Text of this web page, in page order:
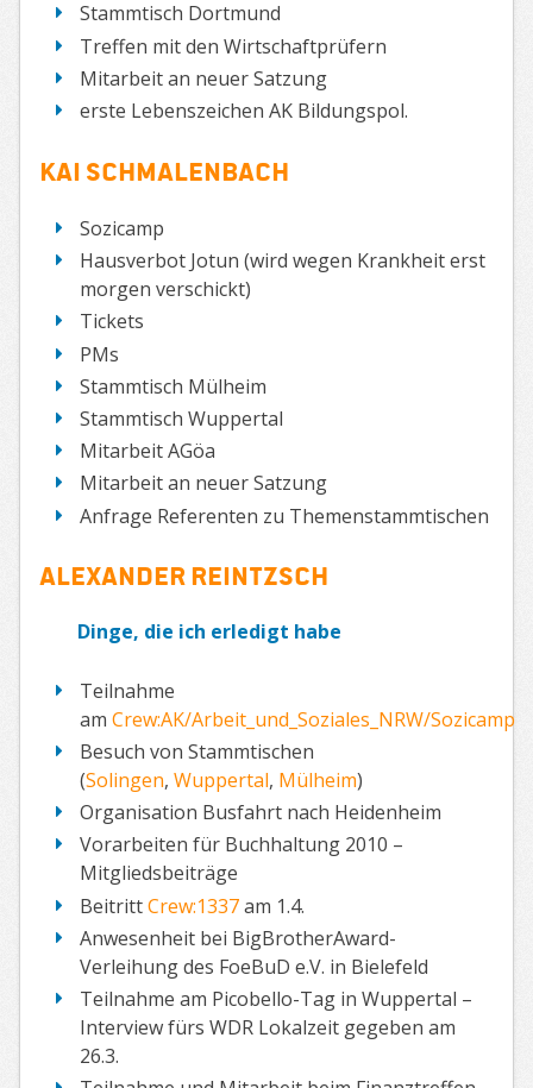
Stammtisch Dortmund
Treffen mit den Wirtschaftprüfern
Mitarbeit an neuer Satzung
erste Lebenszeichen AK Bildungspol.
Kai Schmalenbach
Sozicamp
Hausverbot Jotun (wird wegen Krankheit erst
morgen verschickt)
Tickets
PMs
Stammtisch Mülheim
Stammtisch Wuppertal
Mitarbeit AGöa
Mitarbeit an neuer Satzung
Anfrage Referenten zu Themenstammtischen
Alexander Reintzsch
Dinge, die ich erledigt habe
Teilnahme
am Crew:AK/Arbeit_und_Soziales_NRW/Sozicamp
Besuch von Stammtischen
(Solingen, Wuppertal, Mülheim)
Organisation Busfahrt nach Heidenheim
Vorarbeiten für Buchhaltung 2010 –
Mitgliedsbeiträge
BeitrittCrew:1337am 1.4.
Anwesenheit bei BigBrotherAward-
Verleihung des FoeBuD e.V. in Bielefeld
Teilnahme am Picobello-Tag in Wuppertal –
Interview fürs WDR Lokalzeit gegeben am
26.3.